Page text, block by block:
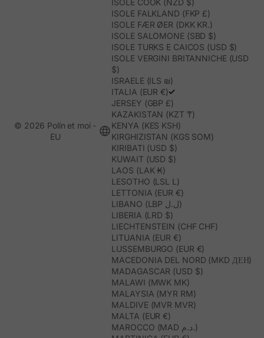
ISOLE COOK (NZD $)
ISOLE FALKLAND (FKP £)
ISOLE FÆR ØER (DKK KR.)
ISOLE SALOMONE (SBD $)
ISOLE TURKS E CAICOS (USD $)
ISOLE VERGINI BRITANNICHE (USD
$)
ISRAELE (ILS ₪)
ITALIA (EUR €)
JERSEY (GBP £)
KAZAKISTAN (KZT ₸)
KENYA (KES KSH)
KIRGHIZISTAN (KGS SOM)
KIRIBATI (USD $)
KUWAIT (USD $)
LAOS (LAK ₭)
LESOTHO (LSL L)
LETTONIA (EUR €)
LIBANO (LBP ل.ل)
LIBERIA (LRD $)
LIECHTENSTEIN (CHF CHF)
LITUANIA (EUR €)
LUSSEMBURGO (EUR €)
MACEDONIA DEL NORD (MKD ДЕН)
MADAGASCAR (USD $)
MALAWI (MWK MK)
MALAYSIA (MYR RM)
MALDIVE (MVR MVR)
MALTA (EUR €)
MAROCCO (MAD د.م.)
© 2026 Polín et moi -
EU